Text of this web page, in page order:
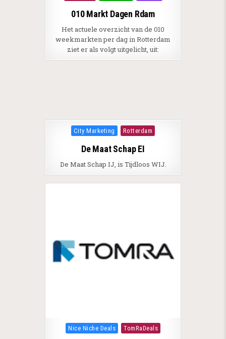
010 Markt Dagen Rdam
Het actuele overzicht van de 010
weekmarkten per dag in Rotterdam
ziet er als volgt uitgelicht, uit:
Posted in
City Marketing Rotterdam
De Maat Schap EI
De Maat Schap IJ, is Tijdloos WIJ.
Posted in
Nice Niche Deals TomRaDeals